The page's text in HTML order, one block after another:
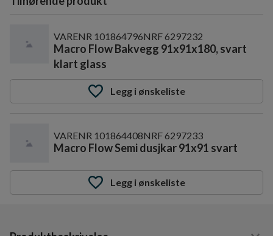
VARENR 101864796NRF6297232
Macro Flow Bakvegg 91x91x180, svart
klart glass
Legg i ønskeliste
VARENR 101864408NRF6297233
Macro Flow Semi dusjkar 91x91 svart
Legg i ønskeliste